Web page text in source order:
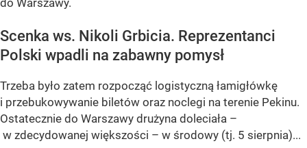
Scenka ws. Nikoli Grbicia. Reprezentanci
Polski wpadli na zabawny pomysł
Trzeba było zatem rozpocząć logistyczną łamigłówkę
i przebukowywanie biletów oraz noclegi na terenie Pekinu.
Ostatecznie do Warszawy drużyna doleciała –
w zdecydowanej większości – w środowy (tj. 5 sierpnia)...